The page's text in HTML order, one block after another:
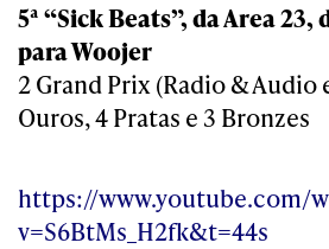
5ª “Sick Beats”, da Area 23,
para Woojer
2 Grand Prix (Radio & Audio
Ouros, 4 Pratas e 3 Bronzes
https://www.youtube.com/
v=S6BtMs_H2fk&t=44s